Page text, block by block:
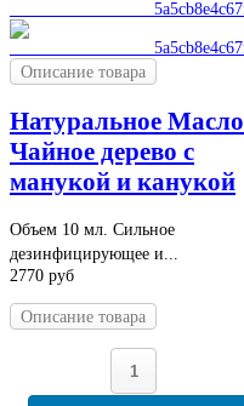
Описание товара
Натуральное Масло
Чайное дерево с
манукой и канукой
Объем 10 мл. Сильное
дезинфицирующее и...
2770 руб
Описание товара